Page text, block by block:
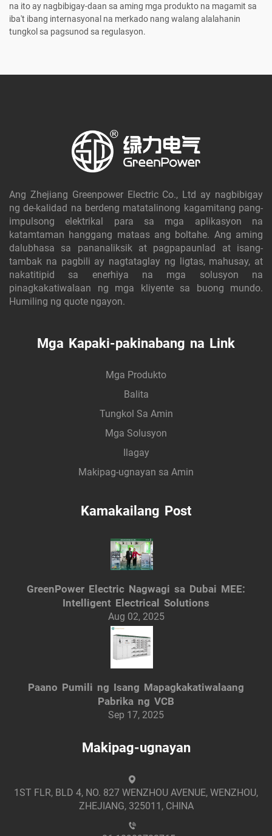
na ito ay nagbibigay-daan sa aming mga produkto na magamit sa
iba't ibang internasyonal na merkado nang walang alalahanin
tungkol sa pagsunod sa regulasyon.
Ang Zhejiang Greenpower Electric Co., Ltd ay nagbibigay
ng de-kalidad na berdeng matatalinong kagamitang pang-
impulsong elektrikal para sa mga aplikasyon na
katamtaman hanggang mataas ang boltahe. Ang aming
dalubhasa sa pananaliksik at pagpapaunlad at isang-
tambak na pagbili ay nagtataglay ng ligtas, mahusay, at
nakatitipid sa enerhiya na mga solusyon na
pinagkakatiwalaan ng mga kliyente sa buong mundo.
Humiling ng quote ngayon.
Mga Kapaki-pakinabang na Link
Mga Produkto
Balita
Tungkol Sa Amin
Mga Solusyon
Ilagay
Makipag-ugnayan sa Amin
Kamakailang Post
GreenPower Electric Nagwagi sa Dubai MEE:
Intelligent Electrical Solutions
Aug 02, 2025
Paano Pumili ng Isang Mapagkakatiwalaang
Pabrika ng VCB
Sep 17, 2025
Makipag-ugnayan
1ST FLR, BLD 4, NO. 827 WENZHOU AVENUE, WENZHOU,
ZHEJIANG, 325011, CHINA